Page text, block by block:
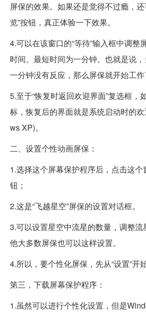
屏保的效果。如果还是觉得不过瘾，
览”按钮，真正体验一下效果。
4.可以在该窗口的“等待”输入框中调整
时间。最短时间为一分钟。也就是说
一分钟没有反应，那么屏保就开始工作
5.至于“恢复时返回欢迎界面”复选框，
标，恢复后的界面就是系统启动时的
ws XP)。
二、设置个性动画屏保：
1.选择这个屏幕保护程序后，点击这个
钮；
2.这是“飞越星空”屏保的设置对话框。
3.可以设置星空中流星的数量，调整
他大多数屏保也可以这样设置。
4.所以，要个性化屏保，先从“设置”开始
第三，下载屏幕保护程序：
1.虽然可以进行个性化设置，但是